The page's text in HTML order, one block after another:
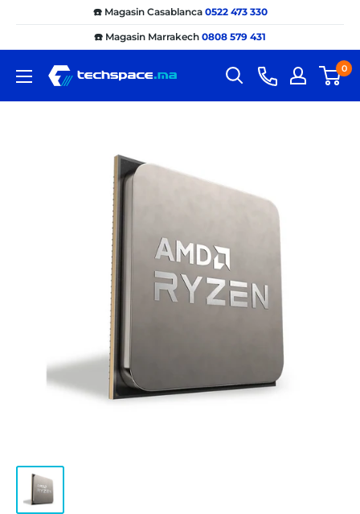
contenu
☎️ Magasin Casablanca 0522 473 330
☎️ Magasin Marrakech 0808 579 431
Techspace.ma 0